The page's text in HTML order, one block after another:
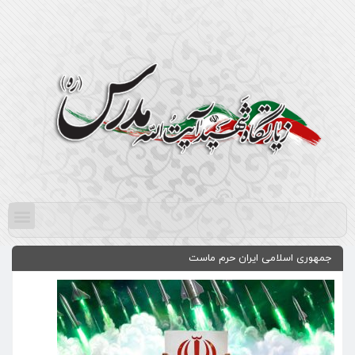
جمهوری اسلامی ایران حرم ماست